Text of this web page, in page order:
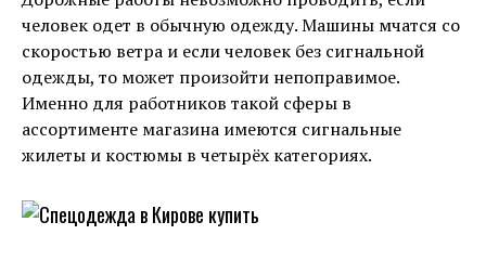
человек одет в обычную одежду. Машины мчатся со
скоростью ветра и если человек без сигнальной
одежды, то может произойти непоправимое.
Именно для работников такой сферы в
ассортименте магазина имеются сигнальные
жилеты и костюмы в четырёх категориях.